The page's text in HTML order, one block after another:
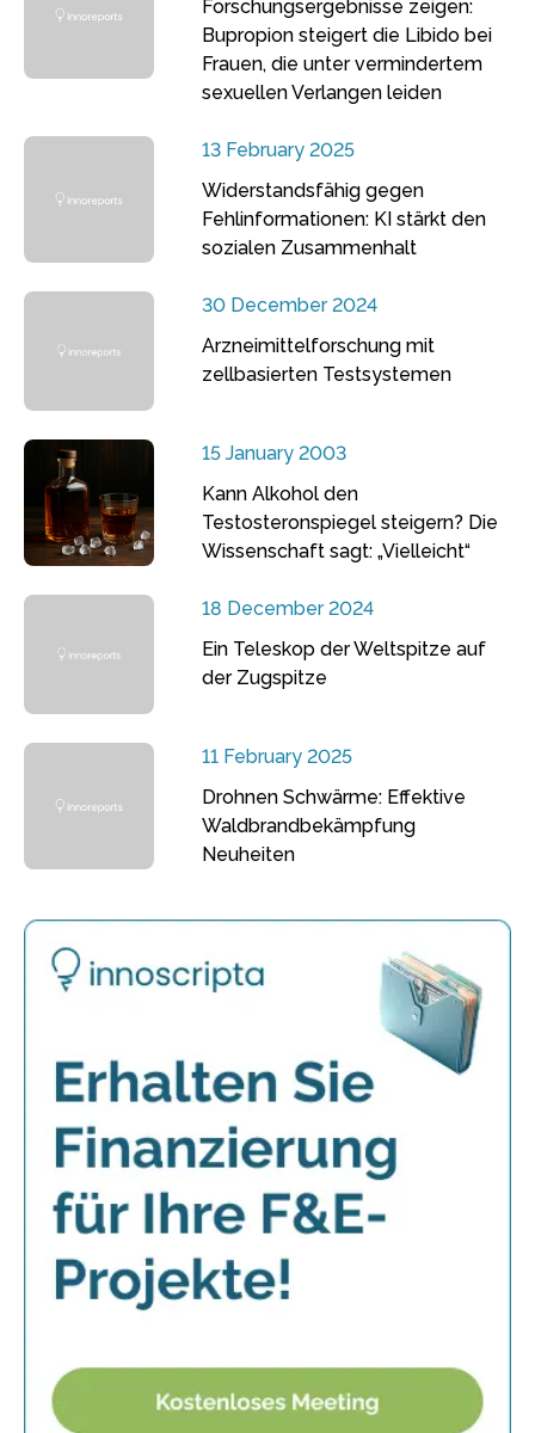
Forschungsergebnisse zeigen:
Bupropion steigert die Libido bei
Frauen, die unter vermindertem
sexuellen Verlangen leiden
13 February 2025
Widerstandsfähig gegen
Fehlinformationen: KI stärkt den
sozialen Zusammenhalt
30 December 2024
Arzneimittelforschung mit
zellbasierten Testsystemen
15 January 2003
Kann Alkohol den
Testosteronspiegel steigern? Die
Wissenschaft sagt: „Vielleicht“
18 December 2024
Ein Teleskop der Weltspitze auf
der Zugspitze
11 February 2025
Drohnen Schwärme: Effektive
Waldbrandbekämpfung
Neuheiten